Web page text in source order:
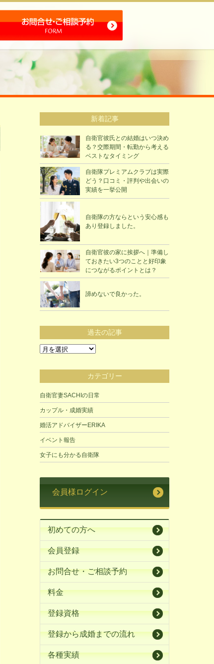
新着記事
自衛官彼氏との結婚はいつ決め
る？交際期間・転勤から考える
ベストなタイミング
自衛隊プレミアムクラブは実際
どう？口コミ・評判や出会いの
実績を一挙公開
自衛隊の方ならという安心感も
あり登録しました。
自衛官彼の家に挨拶へ｜準備し
ておきたい3つのことと好印象
につながるポイントとは？
諦めないで良かった。
過去の記事
過
の
カテゴリー
自衛官妻SACHIの日常
カップル・成婚実績
婚活アドバイザーERIKA
イベント報告
女子にも分かる自衛隊
会員様ログイン
初めての方へ
会員登録
お問合せ・ご相談予約
料金
登録資格
登録から成婚までの流れ
各種実績